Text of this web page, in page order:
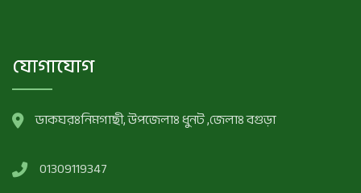
যোগাযোগ
ডাকঘরঃনিমগাছী, উপজেলাঃ ধুনট ,জেলাঃ বগুড়া
01309119347